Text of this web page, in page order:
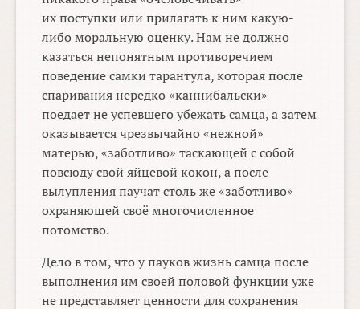
их поступки или прилагать к ним какую-
либо моральную оценку. Нам не должно
казаться непонятным противоречием
поведение самки тарантула, которая после
спаривания нередко «каннибальски»
поедает не успевшего убежать самца, а затем
оказывается чрезвычайно «нежной»
матерью, «заботливо» таскающей с собой
повсюду свой яйцевой кокон, а после
вылупления паучат столь же «заботливо»
охраняющей своё многочисленное
потомство.
Дело в том, что у пауков жизнь самца после
выполнения им своей половой функции уже
не представляет ценности для сохранения